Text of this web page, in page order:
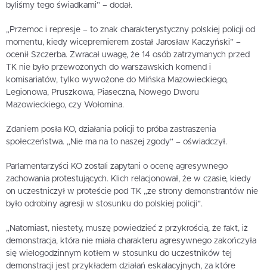
byliśmy tego świadkami” – dodał.
„Przemoc i represje – to znak charakterystyczny polskiej policji od
momentu, kiedy wicepremierem został Jarosław Kaczyński” –
ocenił Szczerba. Zwracał uwagę, że 14 osób zatrzymanych przed
TK nie było przewożonych do warszawskich komend i
komisariatów, tylko wywożone do Mińska Mazowieckiego,
Legionowa, Pruszkowa, Piaseczna, Nowego Dworu
Mazowieckiego, czy Wołomina.
Zdaniem posła KO, działania policji to próba zastraszenia
społeczeństwa. „Nie ma na to naszej zgody” – oświadczył.
Parlamentarzyści KO zostali zapytani o ocenę agresywnego
zachowania protestujących. Klich relacjonował, że w czasie, kiedy
on uczestniczył w proteście pod TK „ze strony demonstrantów nie
było odrobiny agresji w stosunku do polskiej policji”.
„Natomiast, niestety, muszę powiedzieć z przykrością, że fakt, iż
demonstracja, która nie miała charakteru agresywnego zakończyła
się wielogodzinnym kotłem w stosunku do uczestników tej
demonstracji jest przykładem działań eskalacyjnych, za które